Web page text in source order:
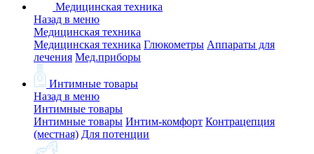
Медицинская техника
Назад в меню
Медицинская техника
Медицинская техника Глюкометры Аппараты для
лечения Мед.приборы
Интимные товары
Назад в меню
Интимные товары
Интимные товары Интим-комфорт Контрацепция
(местная) Для потенции